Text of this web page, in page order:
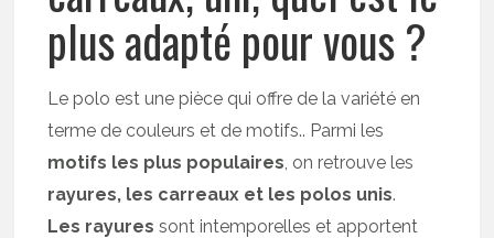
plus adapté pour vous ?
Le polo est une pièce qui offre de la variété en
terme de couleurs et de motifs.. Parmi les
motifs les plus populaires, on retrouve les
rayures, les carreaux et les polos unis.
Les rayures sont intemporelles et apportent